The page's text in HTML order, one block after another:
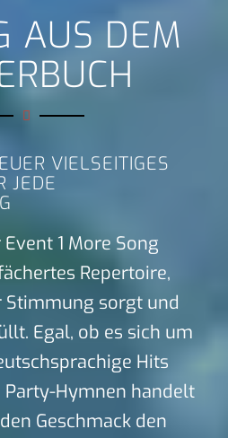
AUS DEM
VIELSEITIGES
JEDE
1 More Song
Repertoire,
sorgt und
Egal, ob es sich um
Hits
Hymnen handelt
Geschmack den